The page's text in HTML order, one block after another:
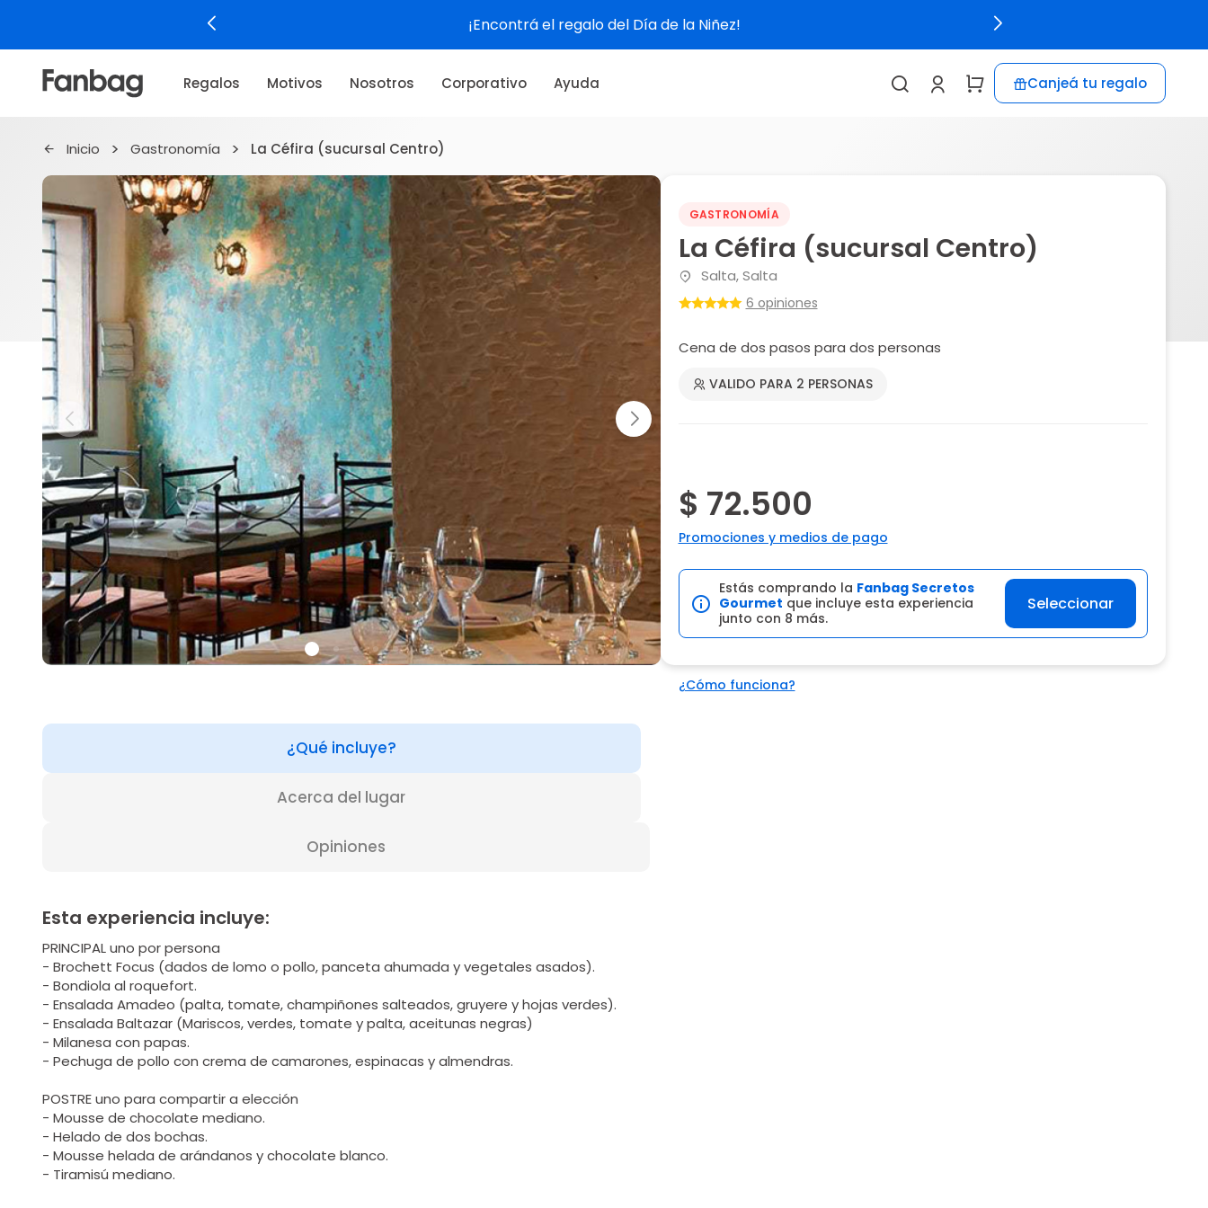
¡Encontrá el regalo del Día de la Niñez!
Regalos Motivos Nosotros Corporativo Ayuda Canjeá tu regalo
Inicio Gastronomía La Céfira (sucursal Centro)
GASTRONOMÍA
La Céfira (sucursal Centro)
Salta, Salta
6 opiniones
Cena de dos pasos para dos personas
VALIDO PARA 2 PERSONAS
$ 72.500
Promociones y medios de pago
Estás comprando la Fanbag Secretos
Gourmet que incluye esta experiencia
junto con 8 más.
Seleccionar
¿Cómo funciona?
¿Qué incluye?
Acerca del lugar
Opiniones
Esta experiencia incluye:
PRINCIPAL uno por persona
- Brochett Focus (dados de lomo o pollo, panceta ahumada y vegetales asados).
- Bondiola al roquefort.
- Ensalada Amadeo (palta, tomate, champiñones salteados, gruyere y hojas verdes).
- Ensalada Baltazar (Mariscos, verdes, tomate y palta, aceitunas negras)
- Milanesa con papas.
- Pechuga de pollo con crema de camarones, espinacas y almendras.
POSTRE uno para compartir a elección
- Mousse de chocolate mediano.
- Helado de dos bochas.
- Mousse helada de arándanos y chocolate blanco.
- Tiramisú mediano.